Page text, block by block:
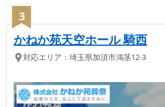
3
かねか苑天空ホール 騎西
対応エリア： 埼玉県加須市鴻茎12-3